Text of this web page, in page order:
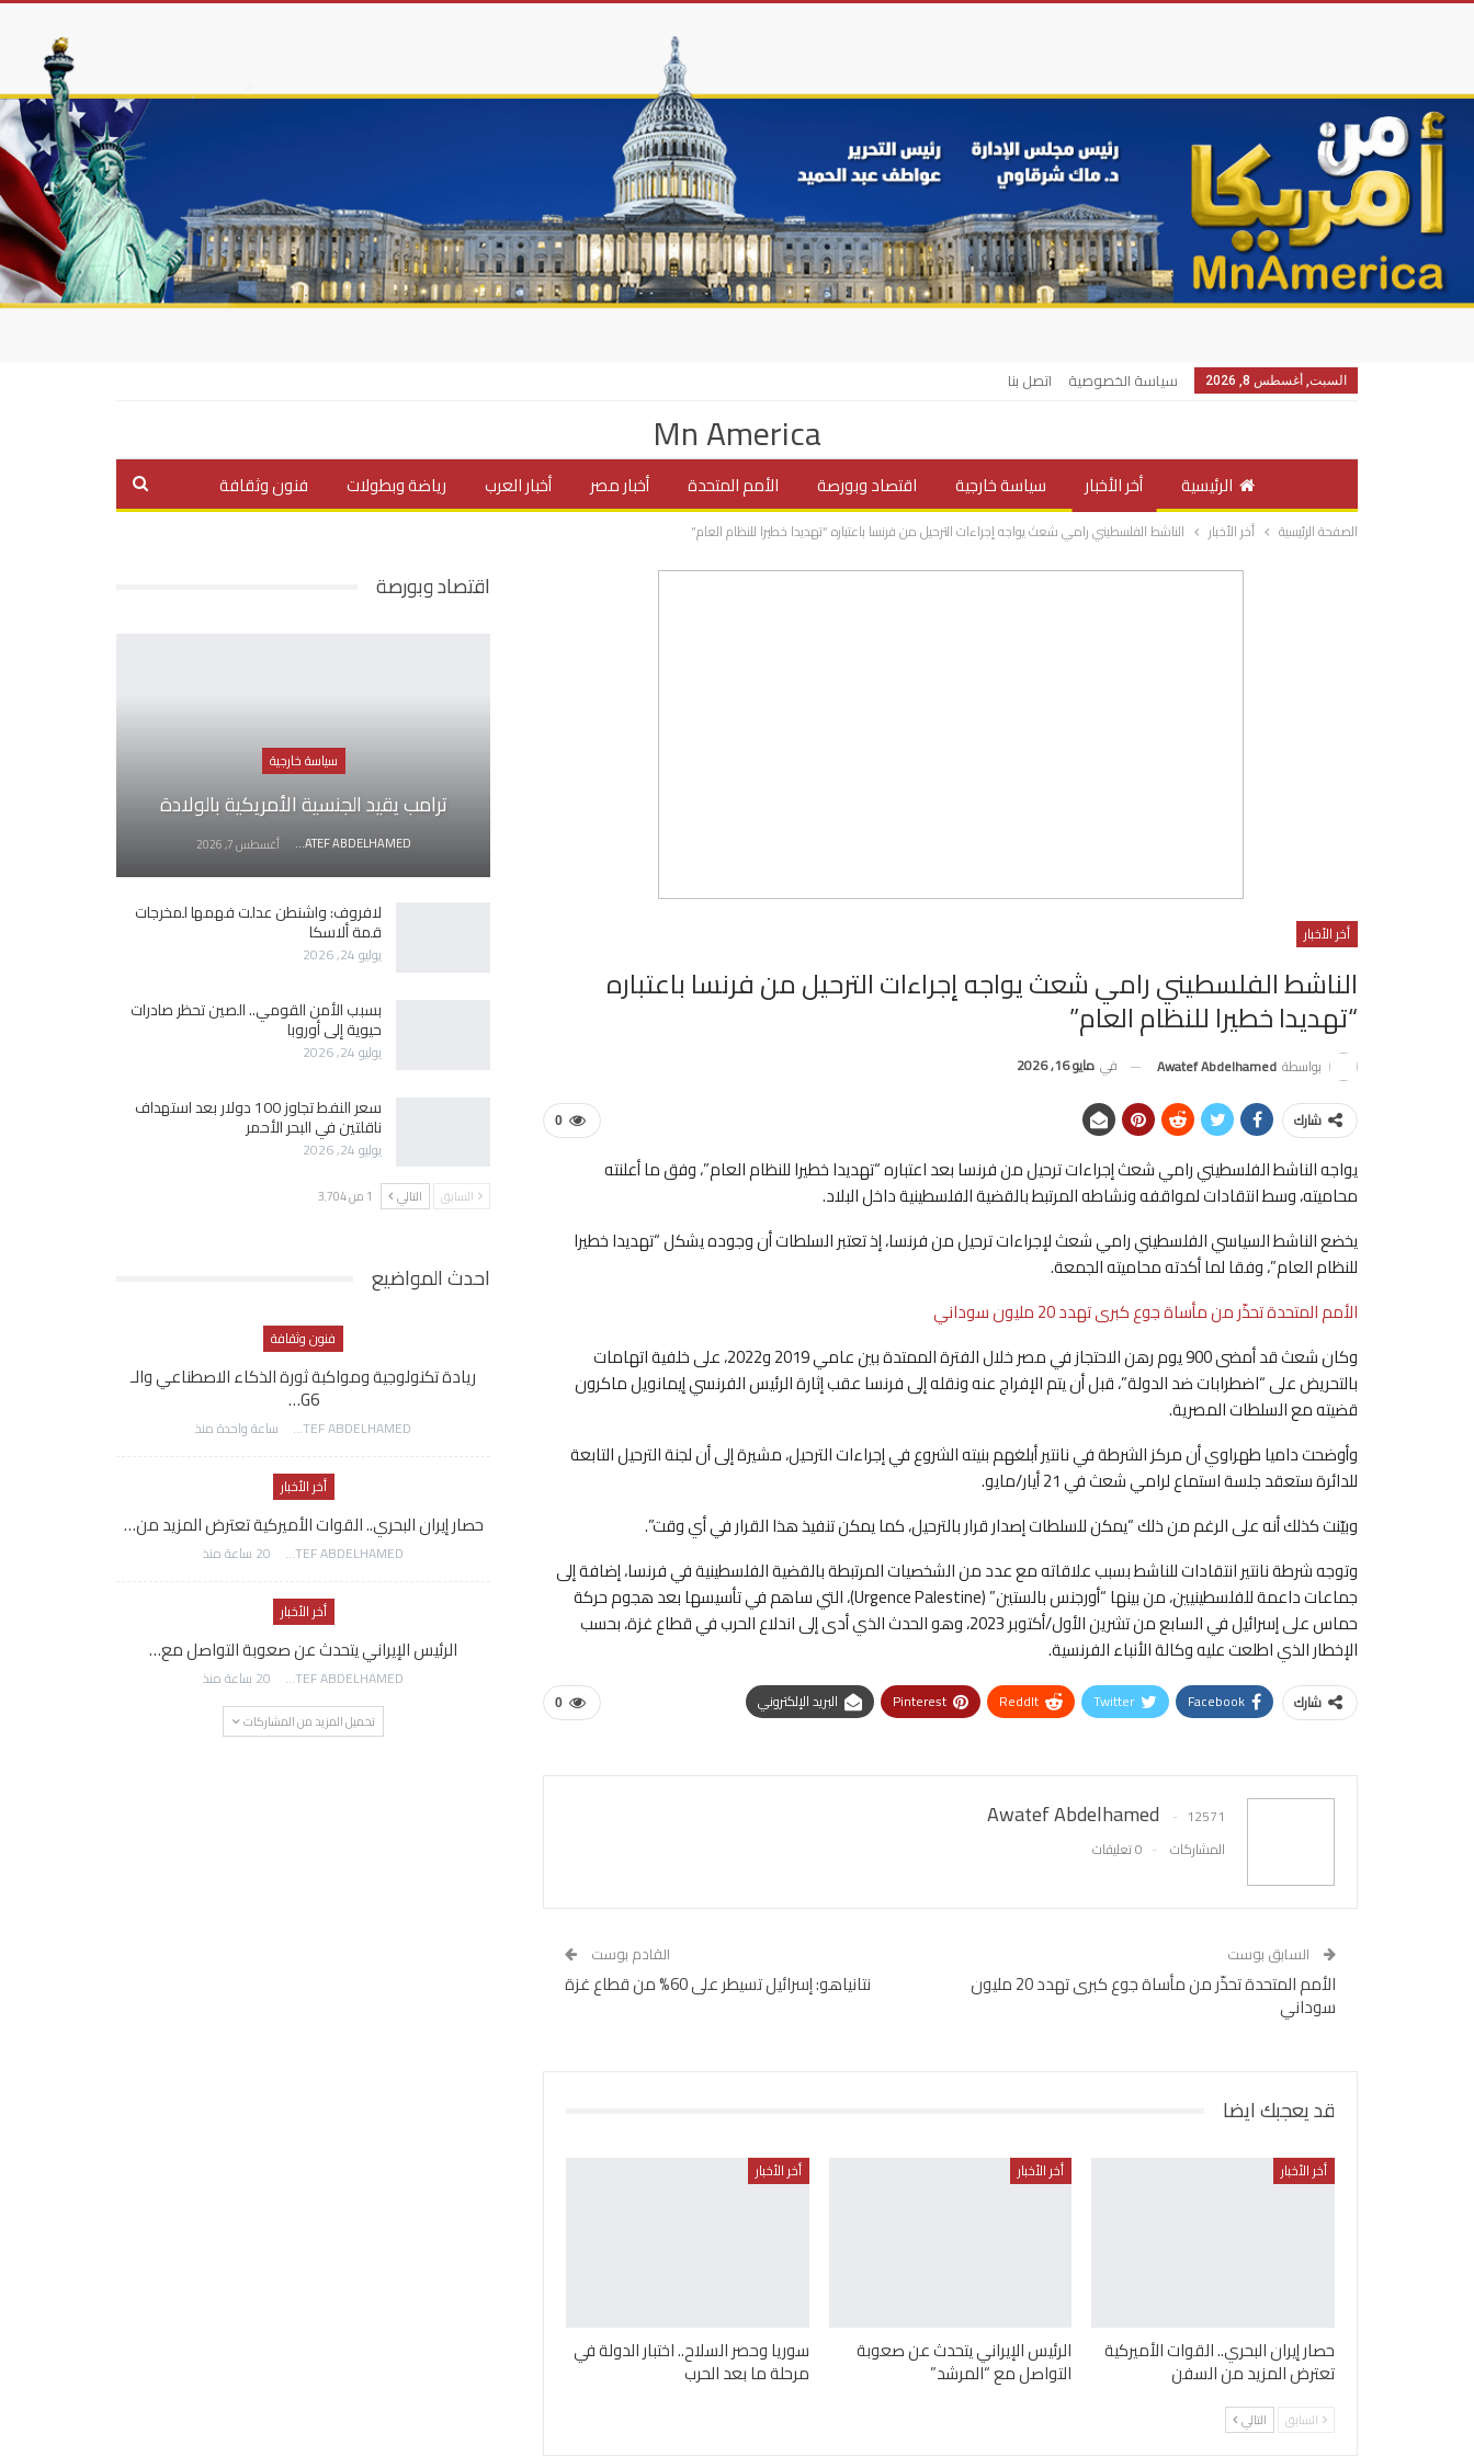
السبت, أغسطس 8, 2026 سياسة الخصوصية اتصل بنا
Mn America
الرئيسية أخر الأخبار سياسة خارجية اقتصاد وبورصة الأمم المتحدة أخبار مصر أخبار العرب رياضة وبطولات
فنون وثقافة
صحة وتغذية
المرأة والحياة المنح الدراسية مقالات علوم وتكنولوجيا الصفحة الرئيسية أخر الأخبار الناشط الفلسطيني رامي شعث يواجه إجراءات الترحيل من فرنسا باعتباره “تهديدا خطيرا للنظام العام”
أخر الأخبار
الناشط الفلسطيني رامي شعث يواجه إجراءات الترحيل من فرنسا باعتباره
“تهديدا خطيرا للنظام العام”
بواسطة Awatef Abdelhamed في مايو 16, 2026
0 شارك
يواجه الناشط الفلسطيني رامي شعث إجراءات ترحيل من فرنسا بعد اعتباره “تهديدا خطيرا للنظام العام”، وفق ما أعلنته
محاميته، وسط انتقادات لمواقفه ونشاطه المرتبط بالقضية الفلسطينية داخل البلاد.
يخضع الناشط السياسي الفلسطيني رامي شعث لإجراءات ترحيل من فرنسا، إذ تعتبر السلطات أن وجوده يشكل “تهديدا خطيرا
للنظام العام”، وفقا لما أكدته محاميته الجمعة.
الأمم المتحدة تحذّر من مأساة جوع كبرى تهدد 20 مليون سوداني
وكان شعث قد أمضى 900 يوم رهن الاحتجاز في مصر خلال الفترة الممتدة بين عامي 2019 و2022، على خلفية اتهامات
بالتحريض على “اضطرابات ضد الدولة”، قبل أن يتم الإفراج عنه ونقله إلى فرنسا عقب إثارة الرئيس الفرنسي إيمانويل ماكرون
قضيته مع السلطات المصرية.
وأوضحت داميا طهراوي أن مركز الشرطة في نانتير أبلغهم بنيته الشروع في إجراءات الترحيل، مشيرة إلى أن لجنة الترحيل التابعة
للدائرة ستعقد جلسة استماع لرامي شعث في 21 أيار/مايو.
وبيّنت كذلك أنه على الرغم من ذلك “يمكن للسلطات إصدار قرار بالترحيل، كما يمكن تنفيذ هذا القرار في أي وقت”.
وتوجه شرطة نانتير انتقادات للناشط بسبب علاقاته مع عدد من الشخصيات المرتبطة بالقضية الفلسطينية في فرنسا، إضافة إلى
جماعات داعمة للفلسطينيين، من بينها “أورجنس بالستين” (Urgence Palestine)، التي ساهم في تأسيسها بعد هجوم حركة
حماس على إسرائيل في السابع من تشرين الأول/أكتوبر 2023، وهو الحدث الذي أدى إلى اندلاع الحرب في قطاع غزة، بحسب
الإخطار الذي اطلعت عليه وكالة الأنباء الفرنسية.
0 شارك Facebook
Twitter
ReddIt
Pinterest البريد الإلكتروني
Awatef Abdelhamed
12571
المشاركات
0 تعليقات
السابق بوست
الأمم المتحدة تحذّر من مأساة جوع كبرى تهدد 20 مليون
سوداني
القادم بوست
نتانياهو: إسرائيل تسيطر على 60% من قطاع غزة
قد يعجبك ايضا
أخر الأخبار
حصار إيران البحري.. القوات الأميركية
تعترض المزيد من السفن
أخر الأخبار
الرئيس الإيراني يتحدث عن صعوبة
التواصل مع “المرشد”
أخر الأخبار
سوريا وحصر السلاح.. اختبار الدولة في
مرحلة ما بعد الحرب
السابق التالي
اقتصاد وبورصة
سياسة خارجية
ترامب يقيد الجنسية الأمريكية بالولادة
AWATEF ABDELHAMED أغسطس 7, 2026
لافروف: واشنطن عدلت فهمها لمخرجات
قمة ألاسكا
يوليو 24, 2026
بسبب الأمن القومي.. الصين تحظر صادرات
حيوية إلى أوروبا
يوليو 24, 2026
سعر النفط تجاوز 100 دولار بعد استهداف
ناقلتين في البحر الأحمر
يوليو 24, 2026
السابق التالي 1 من 3٬704
احدث المواضيع
فنون وثقافة
ريادة تكنولوجية ومواكبة ثورة الذكاء الاصطناعي والـ
G6…
AWATEF ABDELHAMED ساعة واحدة منذ
أخر الأخبار
حصار إيران البحري.. القوات الأميركية تعترض المزيد من…
AWATEF ABDELHAMED 20 ساعة منذ
أخر الأخبار
الرئيس الإيراني يتحدث عن صعوبة التواصل مع…
AWATEF ABDELHAMED 20 ساعة منذ
تحميل المزيد من المشاركات